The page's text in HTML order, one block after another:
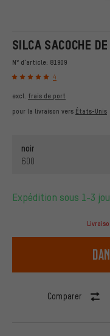
SILCA SACOCHE
N° d'article: 81909
4
excl. frais de port
pour la livraison vers États-Unis
noir
600
Expédition sous 1-3
Comparer